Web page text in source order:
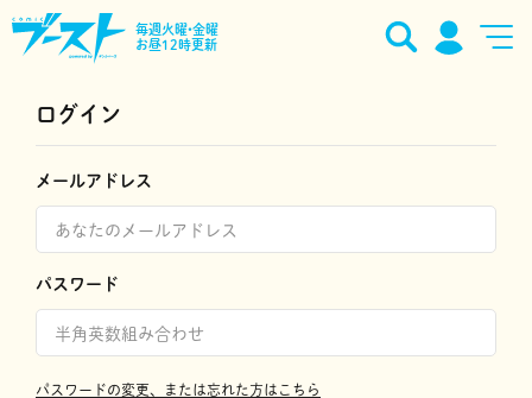
毎週火曜•金曜
お昼12時更新
ログイン
メールアドレス
パスワード
パスワードの変更、または忘れた方はこちら